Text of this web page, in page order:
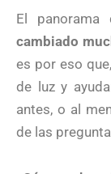
El
cambiado
es por eso
de luz y
antes, o al
de las